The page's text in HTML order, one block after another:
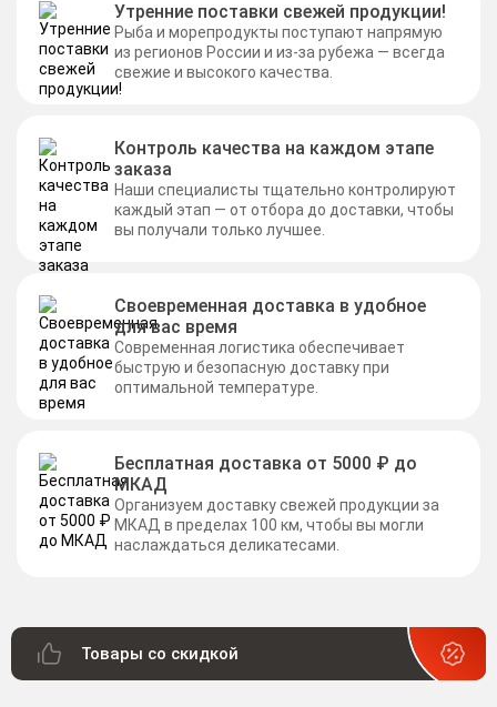
Утренние поставки свежей продукции!
Рыба и морепродукты поступают напрямую
из регионов России и из-за рубежа — всегда
свежие и высокого качества.
Контроль качества на каждом этапе
заказа
Наши специалисты тщательно контролируют
каждый этап — от отбора до доставки, чтобы
вы получали только лучшее.
Своевременная доставка в удобное
для вас время
Современная логистика обеспечивает
быструю и безопасную доставку при
оптимальной температуре.
Бесплатная доставка от 5000 ₽ до
МКАД
Организуем доставку свежей продукции за
МКАД в пределах 100 км, чтобы вы могли
наслаждаться деликатесами.
Товары со скидкой